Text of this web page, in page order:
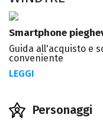
Smartphone
Guida all'acquisto e
conveniente
LEGGI
Personaggi